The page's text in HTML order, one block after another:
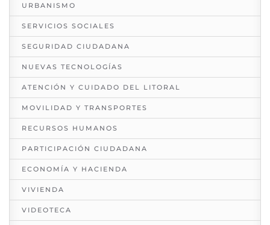
URBANISMO
SERVICIOS SOCIALES
SEGURIDAD CIUDADANA
NUEVAS TECNOLOGÍAS
ATENCIÓN Y CUIDADO DEL LITORAL
MOVILIDAD Y TRANSPORTES
RECURSOS HUMANOS
PARTICIPACIÓN CIUDADANA
ECONOMÍA Y HACIENDA
VIVIENDA
VIDEOTECA